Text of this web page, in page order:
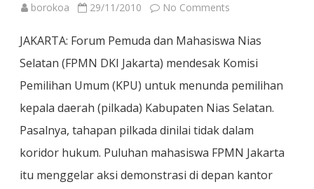
borokoa 29/11/2010 No Comments
Pilkada
Ditunda
JAKARTA: Forum Pemuda dan Mahasiswa Nias
Selatan (FPMN DKI Jakarta) mendesak Komisi
Pemilihan Umum (KPU) untuk menunda pemilihan
kepala daerah (pilkada) Kabupaten Nias Selatan.
Pasalnya, tahapan pilkada dinilai tidak dalam
koridor hukum. Puluhan mahasiswa FPMN Jakarta
itu menggelar aksi demonstrasi di depan kantor